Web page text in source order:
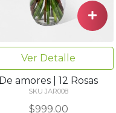
Ver Detalle
De amores | 12 Rosas
SKU JAR008
$999.00